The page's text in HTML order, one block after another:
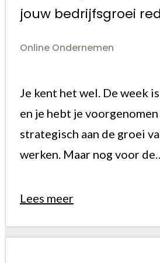
jouw bedrijfsgroei
Online Ondernemen
Je kent het wel. De week
en je hebt je
strategisch aan de groei
werken. Maar nog voor
Lees meer